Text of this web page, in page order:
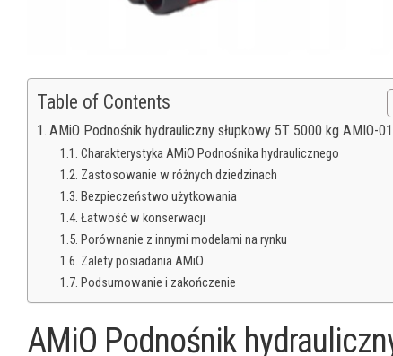
Table of Contents
AMiO Podnośnik hydrauliczny słupkowy 5T 5000 kg AMIO-
Charakterystyka AMiO Podnośnika hydraulicznego
Zastosowanie w różnych dziedzinach
Bezpieczeństwo użytkowania
Łatwość w konserwacji
Porównanie z innymi modelami na rynku
Zalety posiadania AMiO
Podsumowanie i zakończenie
AMiO Podnośnik